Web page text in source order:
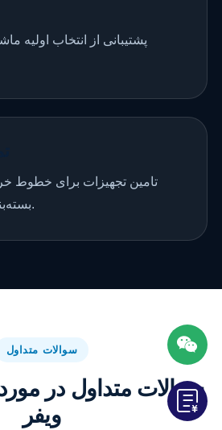
پشتیبانی از انتخاب اولیه
تامین تجهیزات برای خطوط
بسته‌بندی و بازرسی ویفر.
سوالات متداول
سوالات متداول در
ویفر